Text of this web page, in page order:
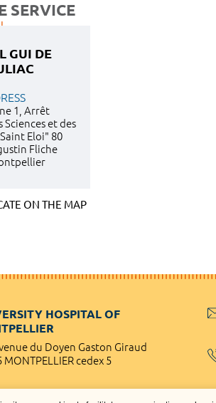
SERVICE
GUI DE
1, Arrêt
Sciences et des
Eloi" 80
Fliche
ON THE MAP
HOSPITAL OF
du Doyen Gaston Giraud
MONTPELLIER cedex 5